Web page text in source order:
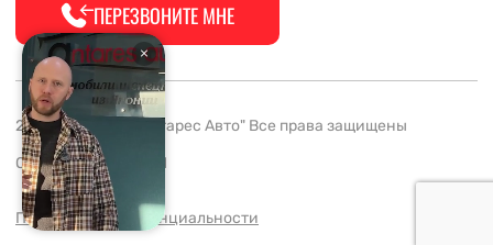
ПЕРЕЗВОНИТЕ МНЕ
2008-2026 ООО "Антарес Авто" Все права защищены
ОГРН 1132537005061
Политика конфиденциальности